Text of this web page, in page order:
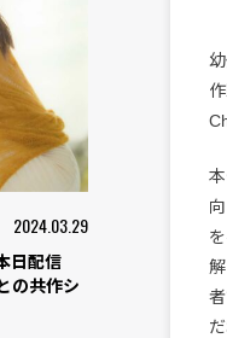
2024.03.29
日配信
の共作シ